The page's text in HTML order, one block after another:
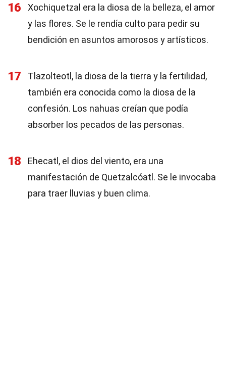
16
Xochiquetzal era la diosa de la belleza, el amor
y las flores. Se le rendía culto para pedir su
bendición en asuntos amorosos y artísticos.
17
Tlazolteotl, la diosa de la tierra y la fertilidad,
también era conocida como la diosa de la
confesión. Los nahuas creían que podía
absorber los pecados de las personas.
18
Ehecatl, el dios del viento, era una
manifestación de Quetzalcóatl. Se le invocaba
para traer lluvias y buen clima.